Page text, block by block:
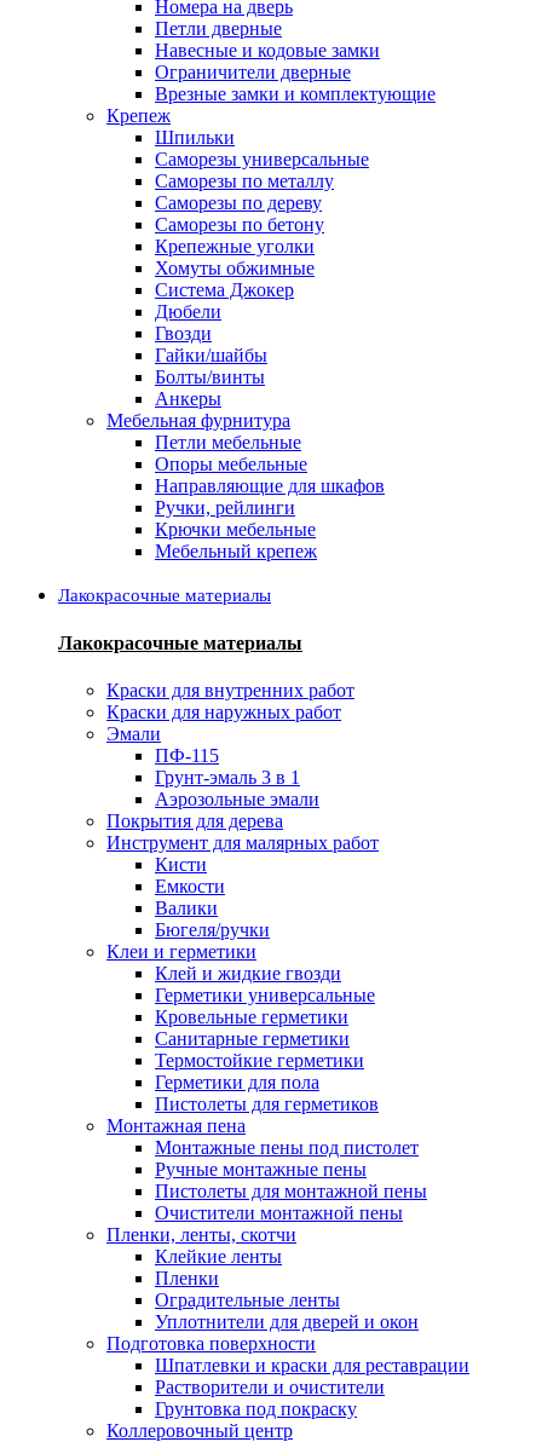
Номера на дверь
Петли дверные
Навесные и кодовые замки
Ограничители дверные
Врезные замки и комплектующие
Крепеж
Шпильки
Саморезы универсальные
Саморезы по металлу
Саморезы по дереву
Саморезы по бетону
Крепежные уголки
Хомуты обжимные
Система Джокер
Дюбели
Гвозди
Гайки/шайбы
Болты/винты
Анкеры
Мебельная фурнитура
Петли мебельные
Опоры мебельные
Направляющие для шкафов
Ручки, рейлинги
Крючки мебельные
Мебельный крепеж
Лакокрасочные материалы
Лакокрасочные материалы
Краски для внутренних работ
Краски для наружных работ
Эмали
ПФ-115
Грунт-эмаль 3 в 1
Аэрозольные эмали
Покрытия для дерева
Инструмент для малярных работ
Кисти
Емкости
Валики
Бюгеля/ручки
Клеи и герметики
Клей и жидкие гвозди
Герметики универсальные
Кровельные герметики
Санитарные герметики
Термостойкие герметики
Герметики для пола
Пистолеты для герметиков
Монтажная пена
Монтажные пены под пистолет
Ручные монтажные пены
Пистолеты для монтажной пены
Очистители монтажной пены
Пленки, ленты, скотчи
Клейкие ленты
Пленки
Оградительные ленты
Уплотнители для дверей и окон
Подготовка поверхности
Шпатлевки и краски для реставрации
Растворители и очистители
Грунтовка под покраску
Коллеровочный центр